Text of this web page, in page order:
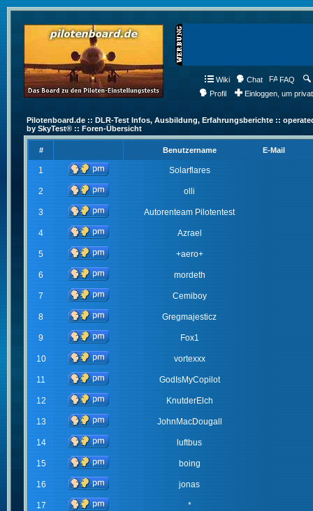
Wiki Chat FAQ
Profil
Einloggen, um
Pilotenboard.de :: DLR-Test Infos, Ausbildung, Erfahrungsberichte ::
by SkyTest® :: Foren-Übersicht
# Benutzername E-Mail
1 Solarflares
2 olli
3 Autorenteam Pilotentest
4 Azrael
5 +aero+
6 mordeth
7 Cemiboy
8 Gregmajesticz
9 Fox1
10 vortexxx
11 GodIsMyCopilot
12 KnutderElch
13 JohnMacDougall
14 luftbus
15 boing
16 jonas
17 *